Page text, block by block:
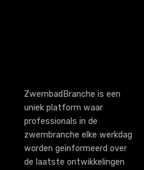
ZwembadBranche is een
uniek platform waar
professionals in de
zwembranche elke werkdag
worden geïnformeerd over
de laatste ontwikkelingen